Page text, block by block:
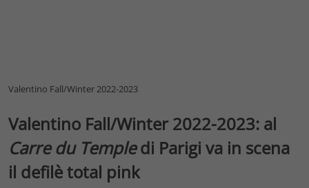
Valentino Fall/Winter 2022-2023
Valentino Fall/Winter 2022-2023: al
Carre du Templedi Parigi va in scena
il defilè total pink